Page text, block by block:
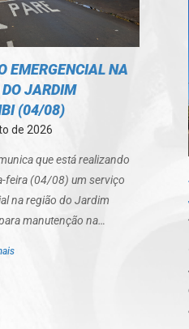
EMERGENCIAL NA
JARDIM
(04/08)
de 2026
que está realizando
feira (04/08) um serviço
na região do Jardim
manutenção na…